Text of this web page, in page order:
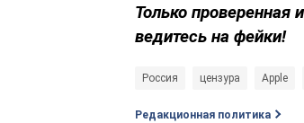
Только проверенная
ведитесь на фейки!
Россия цензура Apple
Редакционная политика